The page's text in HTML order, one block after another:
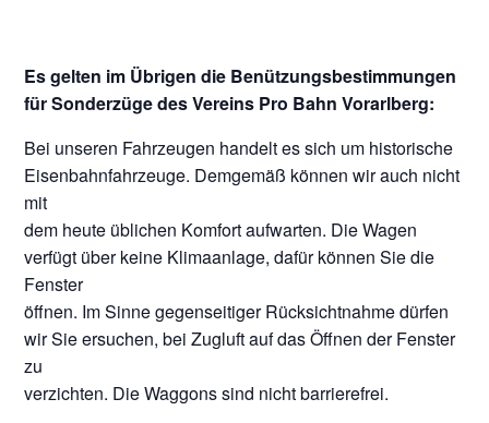
Es gelten im Übrigen die Benützungsbestimmungen
für Sonderzüge des Vereins Pro Bahn Vorarlberg:
Bei unseren Fahrzeugen handelt es sich um historische
Eisenbahnfahrzeuge. Demgemäß können wir auch nicht
mit
dem heute üblichen Komfort aufwarten. Die Wagen
verfügt über keine Klimaanlage, dafür können Sie die
Fenster
öffnen. Im Sinne gegenseitiger Rücksichtnahme dürfen
wir Sie ersuchen, bei Zugluft auf das Öffnen der Fenster
zu
verzichten. Die Waggons sind nicht barrierefrei.